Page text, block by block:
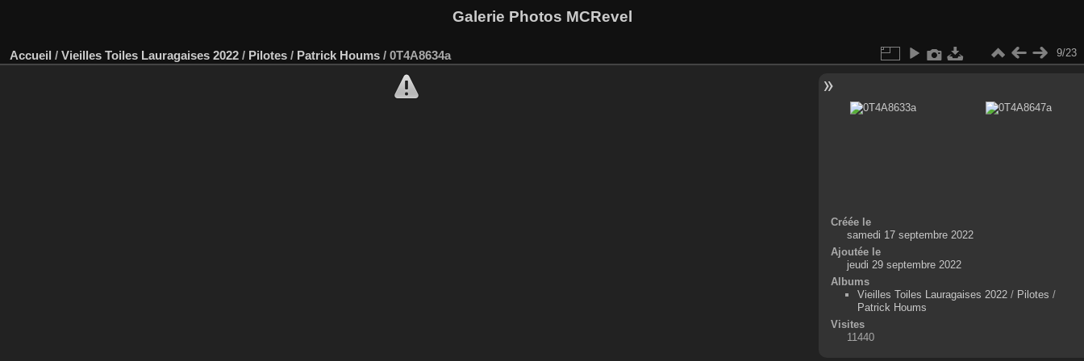
Galerie Photos MCRevel
Accueil / Vieilles Toiles Lauragaises 2022 / Pilotes / Patrick Houms / 0T4A8634a 9/23
Créée le
samedi 17 septembre 2022
Ajoutée le
jeudi 29 septembre 2022
Albums
Vieilles Toiles Lauragaises 2022/ Pilotes /
Patrick Houms
Visites
11440